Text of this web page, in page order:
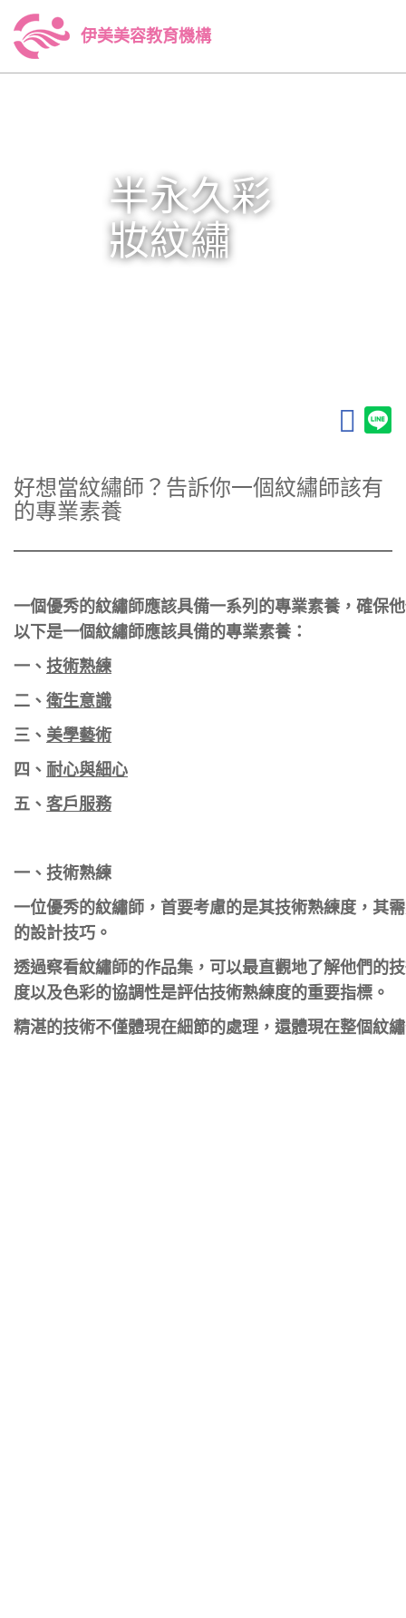
伊美美容教育機構
半永久彩
妝紋繡
好想當紋繡師？告訴你一個紋繡師該有
的專業素養
一個優秀的紋繡師應該具備一系列的專業素養，確保
以下是一個紋繡師應該具備的專業素養：
一、 技術熟練
二、 衛生意識
三、 美學藝術
四、 耐心與細心
五、 客戶服務
一、 技術熟練
一位優秀的紋繡師，首要考慮的是其技術熟練度，其
的設計技巧。
透過察看紋繡師的作品集，可以最直觀地了解他們的
度以及色彩的協調性是評估技術熟練度的重要指標。
精湛的技術不僅體現在細節的處理，還體現在整個紋